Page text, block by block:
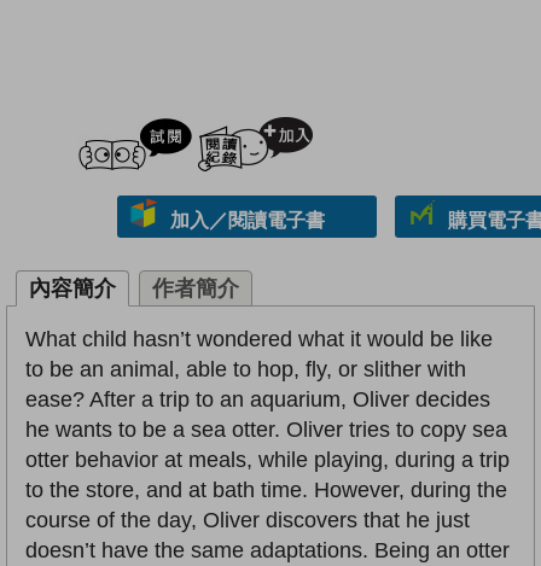
試閲
加入／閱讀電子書 購買電子
內容簡介 作者簡介
What child hasn’t wondered what it would be like
to be an animal, able to hop, fly, or slither with
ease? After a trip to an aquarium, Oliver decides
he wants to be a sea otter. Oliver tries to copy sea
otter behavior at meals, while playing, during a trip
to the store, and at bath time. However, during the
course of the day, Oliver discovers that he just
doesn’t have the same adaptations. Being an otter